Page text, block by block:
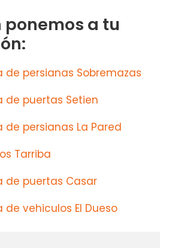
a tu
de persianas Sobremazas
de puertas Setien
de persianas La Pared
Tarriba
de puertas Casar
de vehiculos El Dueso